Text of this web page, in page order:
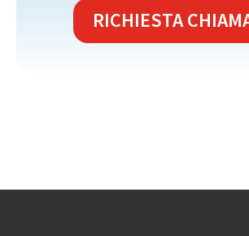
RICHIESTA